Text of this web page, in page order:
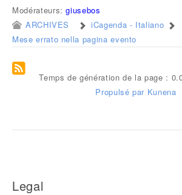
Modérateurs:giusebos
ARCHIVES
iCagenda - Italiano
Mese errato nella pagina evento
Temps de génération de la page :
Propulsé par Kunena
Legal